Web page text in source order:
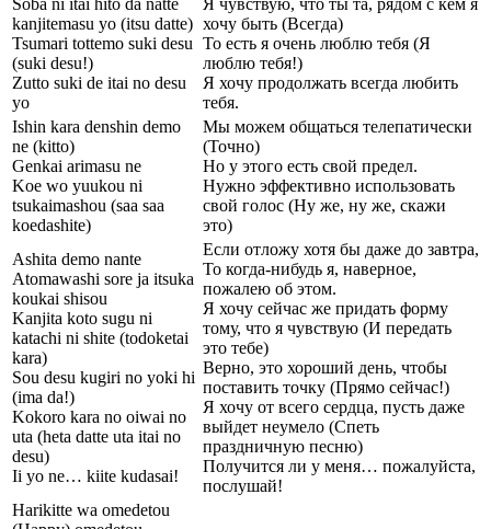
kanjitemasu yo (itsu datte)
Tsumari tottemo suki desu
(suki desu!)
Zutto suki de itai no desu
yo
хочу быть (Всегда)
То есть я очень люблю тебя (Я
люблю тебя!)
Я хочу продолжать всегда любить
тебя.
Ishin kara denshin demo
ne (kitto)
Genkai arimasu ne
Koe wo yuukou ni
tsukaimashou (saa saa
koedashite)
Мы можем общаться телепатически
(Точно)
Но у этого есть свой предел.
Нужно эффективно использовать
свой голос (Ну же, ну же, скажи
это)
Ashita demo nante
Atomawashi sore ja itsuka
koukai shisou
Kanjita koto sugu ni
katachi ni shite (todoketai
kara)
Sou desu kugiri no yoki hi
(ima da!)
Kokoro kara no oiwai no
uta (heta datte uta itai no
desu)
Ii yo ne… kiite kudasai!
Если отложу хотя бы даже до завтра,
То когда-нибудь я, наверное,
пожалею об этом.
Я хочу сейчас же придать форму
тому, что я чувствую (И передать
это тебе)
Верно, это хороший день, чтобы
поставить точку (Прямо сейчас!)
Я хочу от всего сердца, пусть даже
выйдет неумело (Спеть
праздничную песню)
Получится ли у меня… пожалуйста,
послушай!
Harikitte wa omedetou